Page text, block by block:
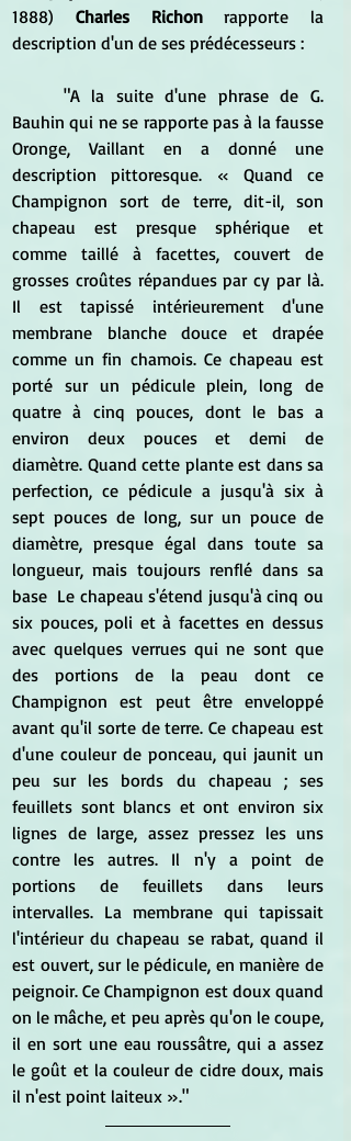
1888) Charles Richon rapporte la
description d'un de ses prédécesseurs :
Bauhin qui ne se rapporte pas à la fausse
Oronge, Vaillant en a donné une
description pittoresque. « Quand ce
Champignon sort de terre, dit-il, son
chapeau est presque sphérique et
comme taillé à facettes, couvert de
grosses croûtes répandues par cy par là.
Il est tapissé intérieurement d'une
membrane blanche douce et drapée
comme un fin chamois. Ce chapeau est
porté sur un pédicule plein, long de
quatre à cinq pouces, dont le bas a
environ deux pouces et demi de
diamètre. Quand cette plante est dans sa
perfection, ce pédicule a jusqu'à six à
sept pouces de long, sur un pouce de
diamètre, presque égal dans toute sa
longueur, mais toujours renflé dans sa
base  Le chapeau s'étend jusqu'à cinq ou
six pouces, poli et à facettes en dessus
avec quelques verrues qui ne sont que
des portions de la peau dont ce
Champignon est peut être enveloppé
avant qu'il sorte de terre. Ce chapeau est
d'une couleur de ponceau, qui jaunit un
peu sur les bords du chapeau ; ses
feuillets sont blancs et ont environ six
lignes de large, assez pressez les uns
contre les autres. Il n'y a point de
portions de feuillets dans leurs
intervalles. La membrane qui tapissait
l'intérieur du chapeau se rabat, quand il
est ouvert, sur le pédicule, en manière de
peignoir. Ce Champignon est doux quand
on le mâche, et peu après qu'on le coupe,
il en sort une eau roussâtre, qui a assez
le goût et la couleur de cidre doux, mais
il n'est point laiteux »."